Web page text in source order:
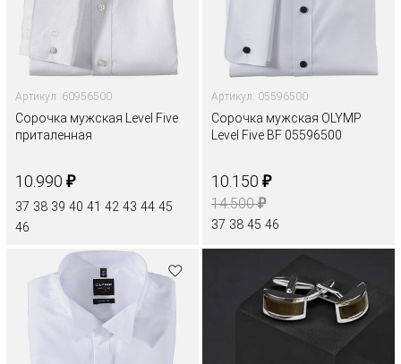
Артикул: 60956500
Сорочка мужская Level Five
приталенная
10.990 ₽
37 38 39 40 41 42 43 44 45
46
Артикул: 05596500
Сорочка мужская OLYMP
Level Five BF 05596500
10.150 ₽
14.500₽
37 38 45 46